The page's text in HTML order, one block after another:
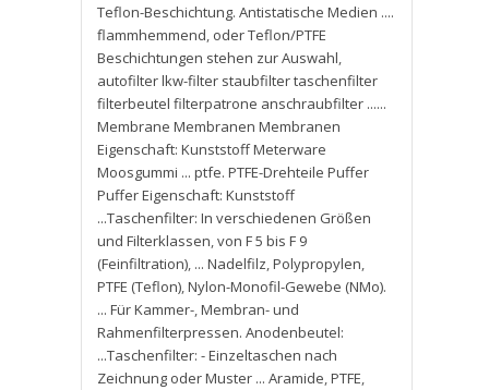
Teflon-Beschichtung. Antistatische Medien ....
flammhemmend, oder Teflon/PTFE
Beschichtungen stehen zur Auswahl,
autofilter lkw-filter staubfilter taschenfilter
filterbeutel filterpatrone anschraubfilter ......
Membrane Membranen Membranen
Eigenschaft: Kunststoff Meterware
Moosgummi ... ptfe. PTFE-Drehteile Puffer
Puffer Eigenschaft: Kunststoff
...Taschenfilter: In verschiedenen Größen
und Filterklassen,von F 5 bis F 9
(Feinfiltration), ... Nadelfilz,Polypropylen,
PTFE (Teflon),Nylon-Monofil-Gewebe (NMo).
... Für Kammer-,Membran- und
Rahmenfilterpressen. Anodenbeutel:
...Taschenfilter: - Einzeltaschen nach
Zeichnung oder Muster ... Aramide,PTFE,